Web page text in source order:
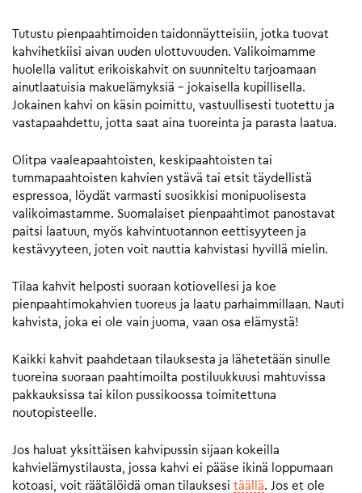
Tutustu pienpaahtimoiden taidonnäytteisiin, jotka tuovat
kahvihetkiisi aivan uuden ulottuvuuden. Valikoimamme
huolella valitut erikoiskahvit on suunniteltu tarjoamaan
ainutlaatuisia makuelämyksiä – jokaisella kupillisella.
Jokainen kahvi on käsin poimittu, vastuullisesti tuotettu ja
vastapaahdettu, jotta saat aina tuoreinta ja parasta laatua.
Olitpa vaaleapaahtoisten, keskipaahtoisten tai
tummapaahtoisten kahvien ystävä tai etsit täydellistä
espressoa, löydät varmasti suosikkisi monipuolisesta
valikoimastamme. Suomalaiset pienpaahtimot panostavat
paitsi laatuun, myös kahvintuotannon eettisyyteen ja
kestävyyteen, joten voit nauttia kahvistasi hyvillä mielin.
Tilaa kahvit helposti suoraan kotiovellesi ja koe
pienpaahtimokahvien tuoreus ja laatu parhaimmillaan. Nauti
kahvista, joka ei ole vain juoma, vaan osa elämystä!
Kaikki kahvit paahdetaan tilauksesta ja lähetetään sinulle
tuoreina suoraan paahtimoilta postiluukkuusi mahtuvissa
pakkauksissa tai kilon pussikoossa toimitettuna
noutopisteelle.
Jos haluat yksittäisen kahvipussin sijaan kokeilla
kahvielämystilausta, jossa kahvi ei pääse ikinä loppumaan
kotoasi, voit räätälöidä oman tilauksesi täällä. Jos et ole